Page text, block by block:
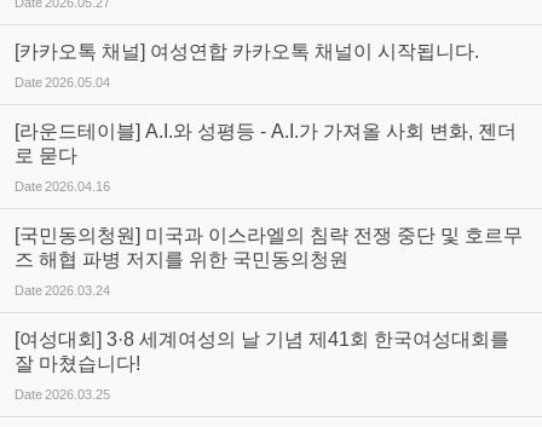
Date2026.05.27
[카카오톡 채널] 여성연합 카카오톡 채널이 시작됩니다.
Date2026.05.04
[라운드테이블] A.I.와 성평등 - A.I.가 가져올 사회 변화, 젠더
로 묻다
Date2026.04.16
[국민동의청원] 미국과 이스라엘의 침략 전쟁 중단 및 호르무
즈 해협 파병 저지를 위한 국민동의청원
Date2026.03.24
[여성대회] 3·8 세계여성의 날 기념 제41회 한국여성대회를
잘 마쳤습니다!
Date2026.03.25